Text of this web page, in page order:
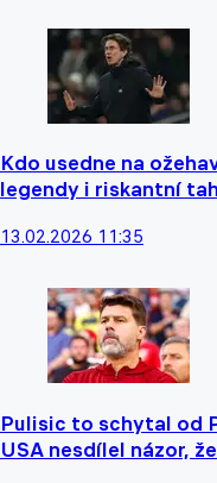
Kdo usedne na
legendy i riskantní
13.02.2026 11:35
Pulisic to schytal od
USA nesdílel názor,